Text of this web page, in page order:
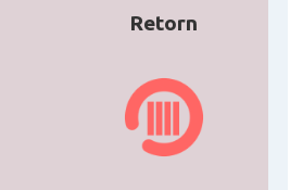
Retorn